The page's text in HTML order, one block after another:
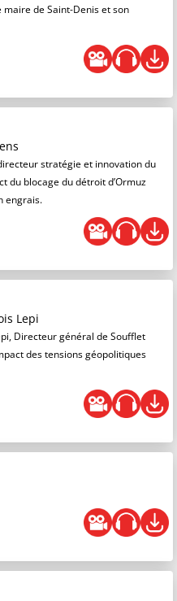
de Saint-Denis et son
stratégie et innovation du
du blocage du détroit d’Ormuz
engrais.
Lepi
Directeur général de Soufflet
des tensions géopolitiques